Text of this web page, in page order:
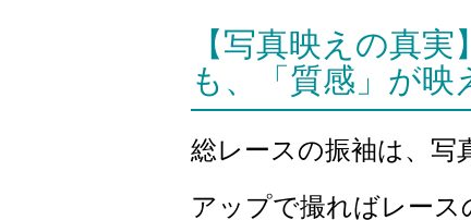
【写真映えの真
も、「質感」が映
総レースの振袖は、写
アップで撮ればレース